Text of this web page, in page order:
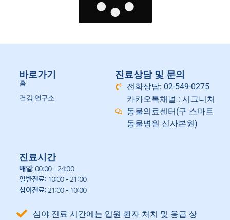
바로가기
홈
건강 연구소
진료상담 및 문의
전화상담: 02-549-0275
카카오톡채널 : 시그니처
동물의료센터(구 스마트
동물병원 신사본원)
진료시간
매일: 00:00 – 24:00
일반진료: 10:00 – 21:00
심야진료: 21:00 – 10:00
심야 진료 시간에는 입원 환자 처치 및 응급 상